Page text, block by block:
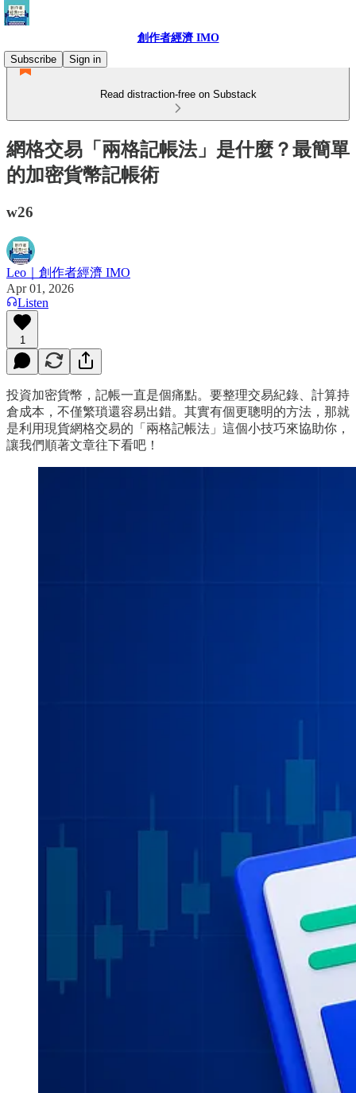
創作者經濟 IMO
Subscribe
Sign in
Read distraction-free on Substack
網格交易「兩格記帳法」是什麼？最簡單
的加密貨幣記帳術
w26
Leo｜創作者經濟 IMO
Apr 01, 2026
Listen
1
投資加密貨幣，記帳一直是個痛點。要整理交易紀錄、計算持
倉成本，不僅繁瑣還容易出錯。其實有個更聰明的方法，那就
是利用現貨網格交易的「兩格記帳法」這個小技巧來協助你，
讓我們順著文章往下看吧！